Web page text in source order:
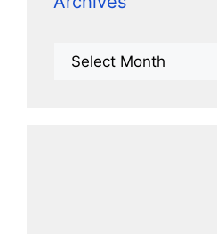
Archives